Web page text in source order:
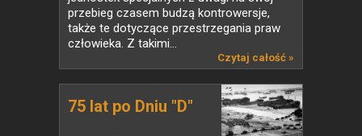
przebieg czasem budzą kontrowersje,
także te dotyczące przestrzegania praw
człowieka. Z takimi...
Czytaj całość »
75 lat po Dniu "D"